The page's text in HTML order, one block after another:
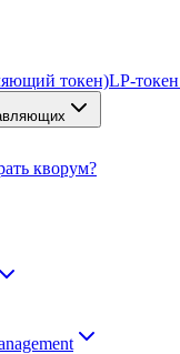
токен)LP-
кворум?